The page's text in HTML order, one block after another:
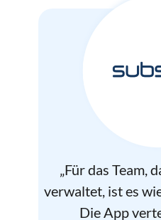
„Für das Team,
verwaltet, ist es
Die App